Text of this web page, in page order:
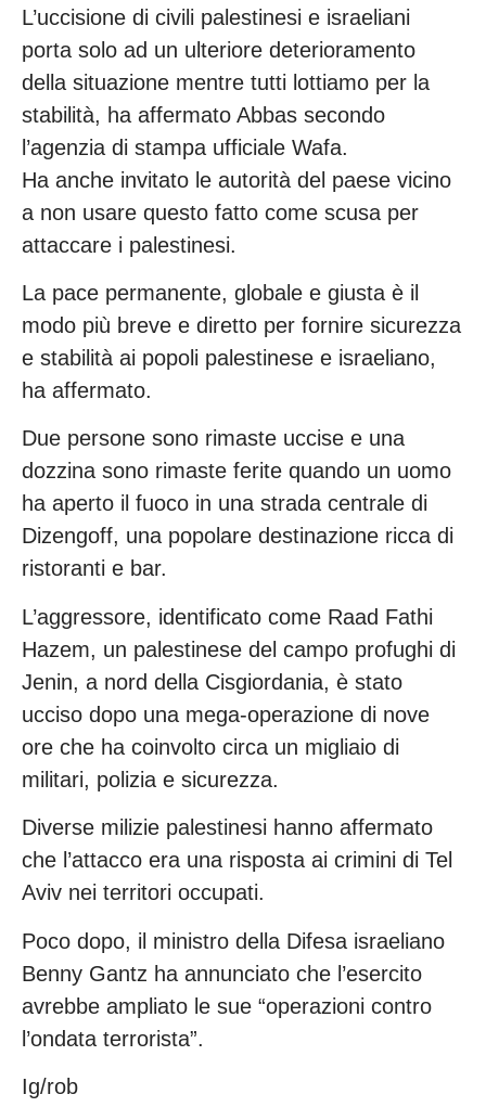
L’uccisione di civili palestinesi e israeliani
porta solo ad un ulteriore deterioramento
della situazione mentre tutti lottiamo per la
stabilità, ha affermato Abbas secondo
l’agenzia di stampa ufficiale Wafa.
Ha anche invitato le autorità del paese vicino
a non usare questo fatto come scusa per
attaccare i palestinesi.
La pace permanente, globale e giusta è il
modo più breve e diretto per fornire sicurezza
e stabilità ai popoli palestinese e israeliano,
ha affermato.
Due persone sono rimaste uccise e una
dozzina sono rimaste ferite quando un uomo
ha aperto il fuoco in una strada centrale di
Dizengoff, una popolare destinazione ricca di
ristoranti e bar.
L’aggressore, identificato come Raad Fathi
Hazem, un palestinese del campo profughi di
Jenin, a nord della Cisgiordania, è stato
ucciso dopo una mega-operazione di nove
ore che ha coinvolto circa un migliaio di
militari, polizia e sicurezza.
Diverse milizie palestinesi hanno affermato
che l’attacco era una risposta ai crimini di Tel
Aviv nei territori occupati.
Poco dopo, il ministro della Difesa israeliano
Benny Gantz ha annunciato che l’esercito
avrebbe ampliato le sue “operazioni contro
l’ondata terrorista”.
Ig/rob